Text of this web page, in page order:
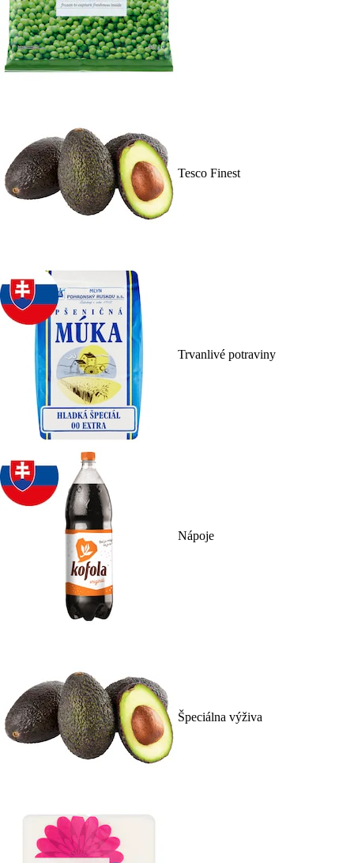
Tesco Finest
Trvanlivé potraviny
Nápoje
Špeciálna výživa